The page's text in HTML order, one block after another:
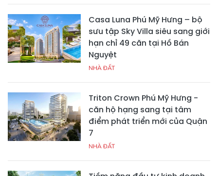
Casa Luna Phú Mỹ Hưng – bộ
sưu tập Sky Villa siêu sang giới
hạn chỉ 49 căn tại Hồ Bán
Nguyệt
NHÀ ĐẤT
Triton Crown Phú Mỹ Hưng -
căn hộ hạng sang tại tâm
điểm phát triển mới của Quận
7
NHÀ ĐẤT